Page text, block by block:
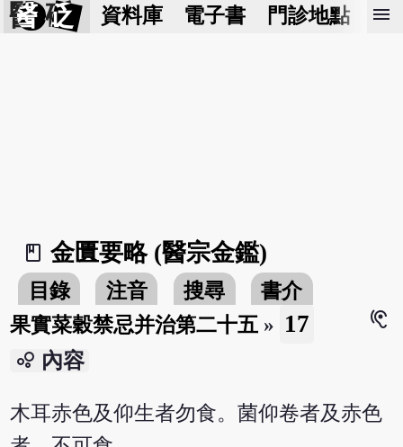
醫 砭 資料庫 電子書 門診地點 預
menu
book_2
金匱要略 (醫宗金鑑)
目錄 注音 搜尋
書介
果實菜穀禁忌并治第二十五 » 17
hearing
bubble_chart 內容
木耳赤色及仰生者勿食。菌仰卷者及赤色